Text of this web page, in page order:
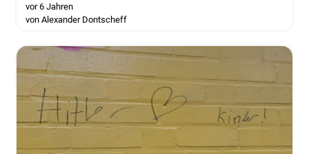
vor 6 Jahren
von Alexander Dontscheff